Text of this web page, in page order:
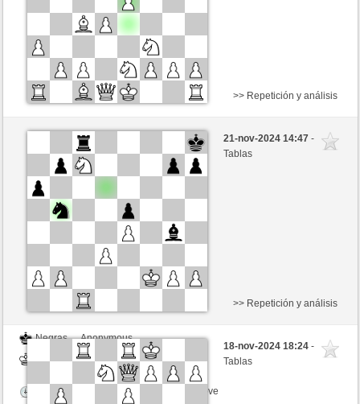
Negras
Anonymous
Tiempo: 5 minutes/side + 8 seconds/move
>> Repetición y análisis
21-nov-2024 14:47-
Tablas
Negras
Anonymous
Noganouna (1180)
Tiempo: 5 minutes/side + 8 seconds/move
>> Repetición y análisis
18-nov-2024 18:24-
Tablas